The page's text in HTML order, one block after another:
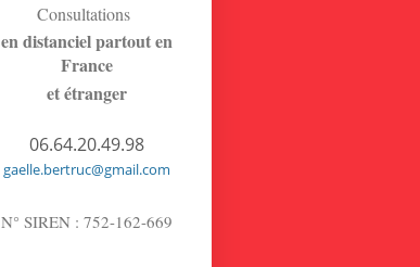
Consultations
en distanciel partout en
France
et étranger
06.64.20.49.98
gaelle.bertruc@gmail.com
N° SIREN : 752-162-669